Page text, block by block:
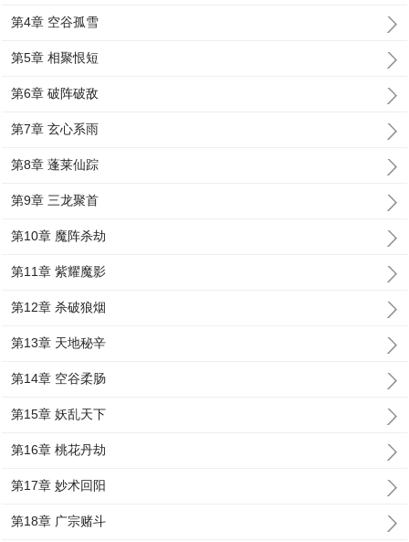
第4章 空谷孤雪
第5章 相聚恨短
第6章 破阵破敌
第7章 玄心系雨
第8章 蓬莱仙踪
第9章 三龙聚首
第10章 魔阵杀劫
第11章 紫耀魔影
第12章 杀破狼烟
第13章 天地秘辛
第14章 空谷柔肠
第15章 妖乱天下
第16章 桃花丹劫
第17章 妙术回阳
第18章 广宗赌斗